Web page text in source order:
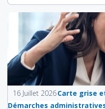
16 Juillet 2026Carte grise
Démarches